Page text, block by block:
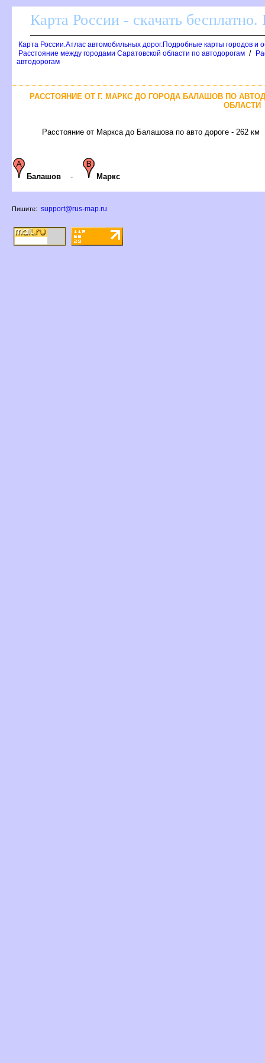
Карта России - скачать
Карта России.Атлас автомобильных дорог.Подробные карты городов и
Расстояние между городами Саратовской области по автодорогам /
автодорогам
РАССТОЯНИЕ ОТ Г. МАРКС ДО ГОРОДА БАЛАШОВ ПО
ОБЛАСТИ
Расстояние от Маркса до Балашова по авто дороге - 262 км
Балашов - Маркс
Пишите: support@rus-map.ru